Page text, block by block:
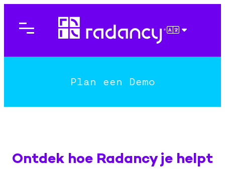
Plan een Demo
Ontdek hoe Radancy je helpt